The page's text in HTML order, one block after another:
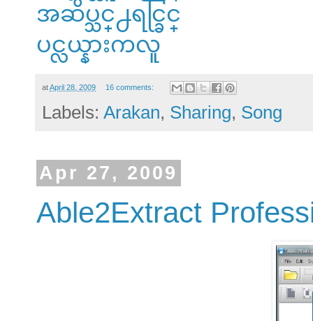
အဆိပ္သင္႕ရင္ခြင္
ပင္လယ္နားကလူ
atApril 28, 2009 16 comments:
Labels: Arakan, Sharing, Song
Apr 27, 2009
Able2Extract